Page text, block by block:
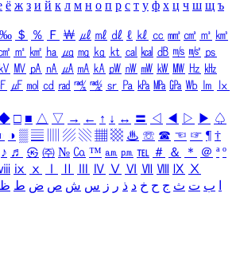
ё ж з и й к л м н о п р с т у ф х ц ч ш щ ъ
‰ ＄ ％ Ｆ ￦ ㎕ ㎖ ㎗ ℓ ㎘ ㏄ ㎣ ㎤ ㎥ ㎦
㎡ ㎢ ㏊ ㎍ ㎎ ㎏ ㏏ ㎈ ㎉ ㏈ ㎧ ㎨ ㎰
㎸ ㎹ ㎀ ㎁ ㎂ ㎃ ㎄ ㎺ ㎻ ㎽ ㎾ ㎿ ㎐ ㎑
㎌ ㏖ ㏅ ㎭ ㎮ ㎯ ㏛ ㎩ ㎪ ㎫ ㎬ ㏝ ㏐
㏓
□ ■ △ ▽ → ← ↑ ↓ ↔ 〓 ◁ ◀ ▷ ▶ ♤
◑ ▒ ▤ ▨ ▧ ▦ ▩ ♨ ☏ ☎ ☜ ☞ ¶ †
♪ ♬ ㉿ ㈜ № ㏇ ™ ㏂ ㏘ ℡ ＃ ＆ ＊ ＠ ª º
ⅸ ⅹ Ⅳ Ⅴ Ⅵ Ⅶ Ⅷ Ⅸ Ⅹ
ب ت ث ج ح خ د ذ ر ز س ش ص ض ط ظ